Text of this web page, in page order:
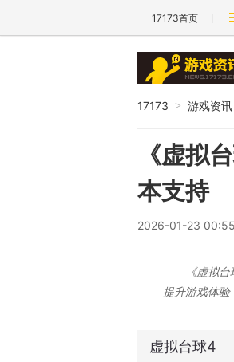
17173首页
17173 > 游戏资讯
《虚拟
本支持
2026-01-23
《虚拟
提升游戏体验
虚拟台球4